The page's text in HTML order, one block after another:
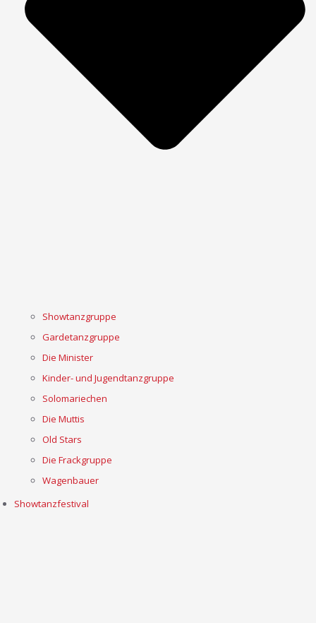
Showtanzgruppe
Gardetanzgruppe
Die Minister
Kinder- und Jugendtanzgruppe
Solomariechen
Die Muttis
Old Stars
Die Frackgruppe
Wagenbauer
Showtanzfestival